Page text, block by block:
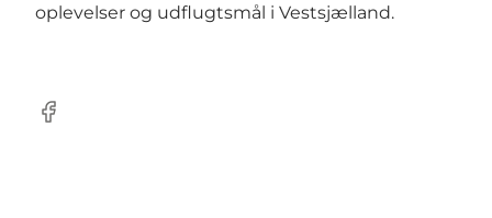
oplevelser og udflugtsmål i Vestsjælland.
Facebook